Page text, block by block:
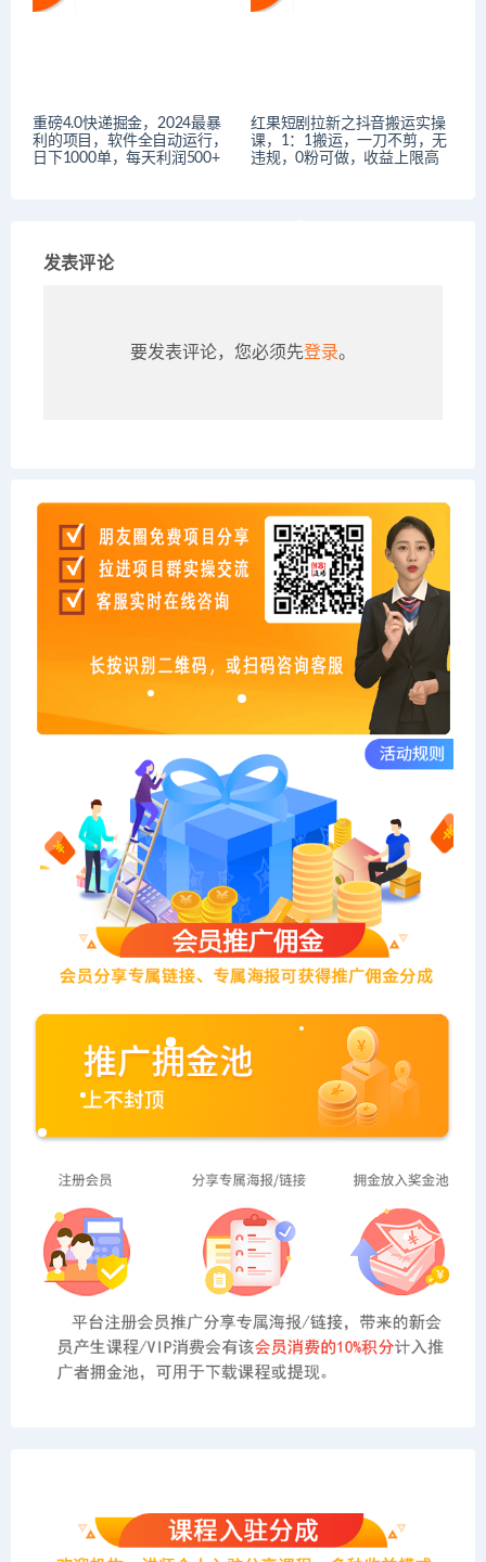
重磅4.0快递掘金，2024最暴
利的项目，软件全自动运行，
日下1000单，每天利润500+
红果短剧拉新之抖音搬运实操
课，1：1搬运，一刀不剪，无
违规，0粉可做，收益上限高
发表评论
要发表评论，您必须先登录。